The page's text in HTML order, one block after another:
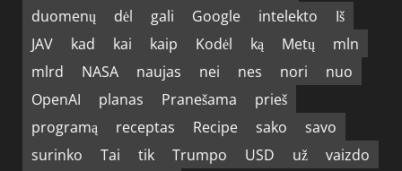
duomenų
dėl gali Google intelekto
Iš
JAV
kad kai kaip Kodėl ką Metų
mln
mlrd
NASA naujas nei nes nori
nuo
OpenAI
planas Pranešama
prieš
programą
receptas Recipe sako
savo
surinko
Tai tik Trumpo USD už
vaizdo